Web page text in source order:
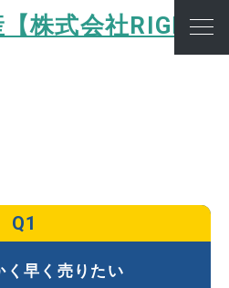
Q1
く早く売りたい